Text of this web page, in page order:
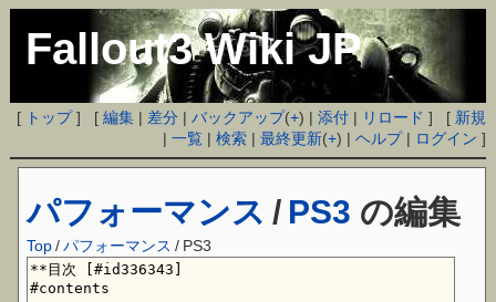
Fallout3 Wiki JP
[ トップ] [編集 | 差分 |バックアップ(+) |添付 | リロード ] [ 新規
|一覧 |検索 |最終更新(+) |ヘルプ| ログイン ]
パフォーマンス / PS3 の編集
Top /パフォーマンス / PS3